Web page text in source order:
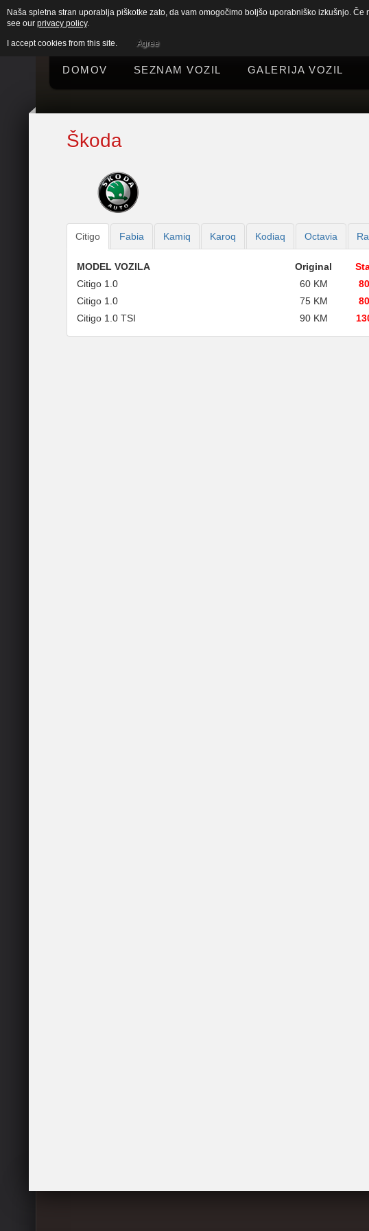
DOMOV SEZNAM VOZIL GALERIJA VOZIL
Škoda
Citigo Fabia Kamiq Karoq Kodiaq Octavia
MODEL VOZILA Original
Citigo 1.0
60 KM
Citigo 1.0
75 KM
Citigo 1.0 TSI
90 KM
Naša spletna stran uporablja piškotke zato, da vam omogočimo boljšo uporabniško izkušnjo.
see our privacy policy.
I accept cookies from this site. Agree